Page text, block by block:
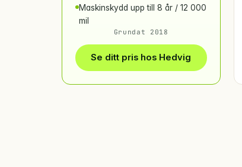
Maskinskydd upp till 8 år / 12 000
mil
Grundat 2018
Se ditt pris hos Hedvig